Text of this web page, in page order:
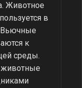
Животное
в
Вьючные
к
среды.
животные